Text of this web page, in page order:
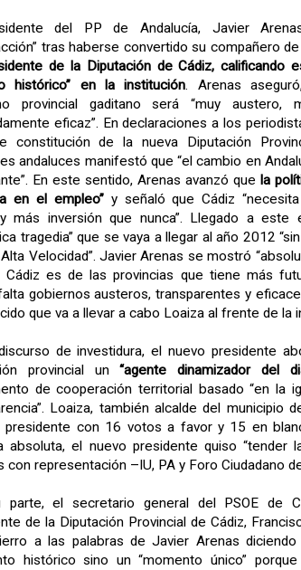
del PP de Andalucía, Javier
tras haberse convertido su compañero
de la Diputación de Cádiz, calificando
histórico” en la institución. Arenas
provincial gaditano será “muy austero,
eficaz”. En declaraciones a los
constitución de la nueva Diputación
andaluces manifestó que “el cambio en
En este sentido, Arenas avanzó que la
en el empleo”y señaló que Cádiz
más inversión que nunca”. Llegado a este
tragedia” que se vaya a llegar al año 2012
Velocidad”. Javier Arenas se mostró
Cádiz es de las provincias que tiene más
gobiernos austeros, transparentes y
que va a llevar a cabo Loaiza al frente de la
de investidura, el nuevo presidente
provincial un“agente dinamizador del
de cooperación territorial basado “en la
Loaiza, también alcalde del municipio
presidente con 16 votos a favor y 15 en
absoluta, el nuevo presidente quiso “tender
con representación –IU, PA y Foro Ciudadano
parte, el secretario general del PSOE de
de la Diputación Provincial de Cádiz,
a las palabras de Javier Arenas
histórico sino un “momento único” porque